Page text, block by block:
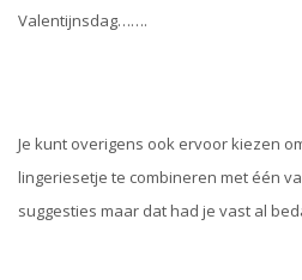
Valentijnsdag…….
Je kunt overigens ook ervoor kiezen
lingeriesetje te combineren met één
suggesties maar dat had je vast al